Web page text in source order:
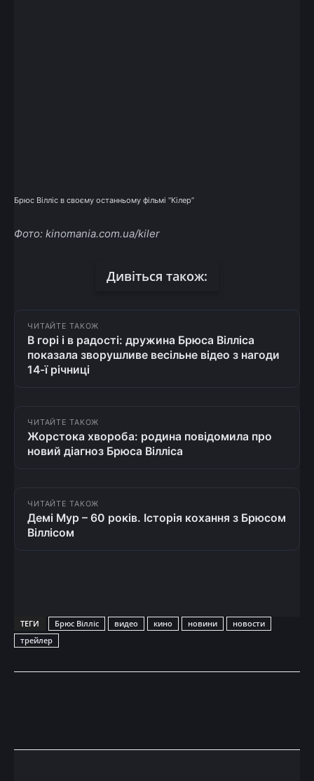
Брюс Вілліс в своєму останньому фільмі “Кілер”
Фото: kinomania.com.ua/kiler
Дивіться також:
ЧИТАЙТЕ ТАКОЖ
В горі і в радості: дружина Брюса Вілліса
показала зворушливе весільне відео з нагоди
14-ї річниці
ЧИТАЙТЕ ТАКОЖ
Жорстока хвороба: родина повідомила про
новий діагноз Брюса Вілліса
ЧИТАЙТЕ ТАКОЖ
Демі Мур – 60 років. Історія кохання з Брюсом
Віллісом
ТЕГИ Брюс Вілліс видео кино новини
новости
трейлер